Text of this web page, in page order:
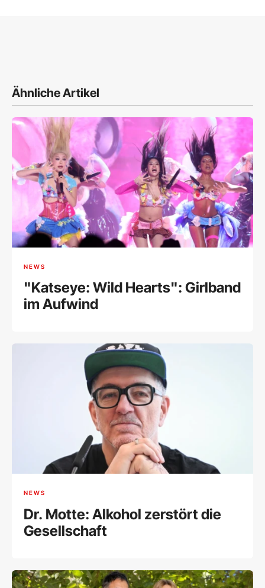
Ähnliche Artikel
NEWS
"Katseye: Wild Hearts": Girlband
im Aufwind
NEWS
Dr. Motte: Alkohol zerstört die
Gesellschaft